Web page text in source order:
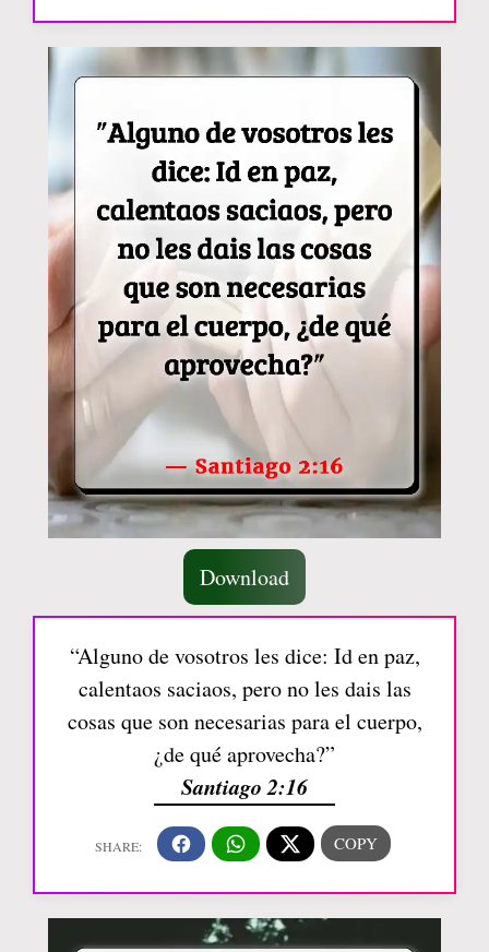
Download
“Alguno de vosotros les dice: Id en paz,
calentaos saciaos, pero no les dais las
cosas que son necesarias para el cuerpo,
¿de qué aprovecha?”
Santiago 2:16